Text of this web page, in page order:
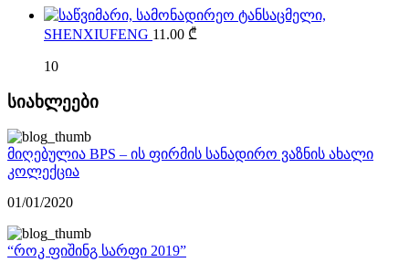
SHENXIUFENG 11.00 ₾
10
სიახლეები
მიღებულია BPS – ის ფირმის სანადირო ვაზნის ახალი
კოლექცია
01/01/2020
“როკ ფიშინგ სარფი 2019”